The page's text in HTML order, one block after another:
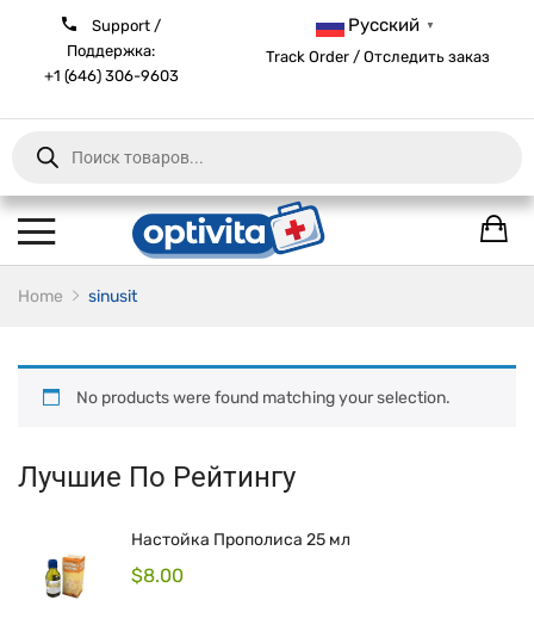
Support /
Поддержка:
+1 (646) 306-9603
Русский ▼
Track Order / Отследить заказ
Products
search
Home sinusit
No products were found matching your selection.
Лучшие По Рейтингу
Настойка Прополиса 25 мл
$8.00